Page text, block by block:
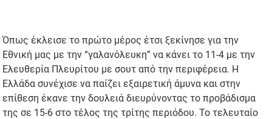
Όπως έκλεισε το πρώτο μέρος έτσι ξεκίνησε για την
Εθνική μας με την “γαλανόλευκη” να κάνει το 11-4 με την
Ελευθερία Πλευρίτου με σουτ από την περιφέρεια. Η
Ελλάδα συνέχισε να παίζει εξαιρετική άμυνα και στην
επίθεση έκανε την δουλειά διευρύνοντας το προβάδισμα
της σε 15-6 στο τέλος της τρίτης περιόδου. Το τελευταίο